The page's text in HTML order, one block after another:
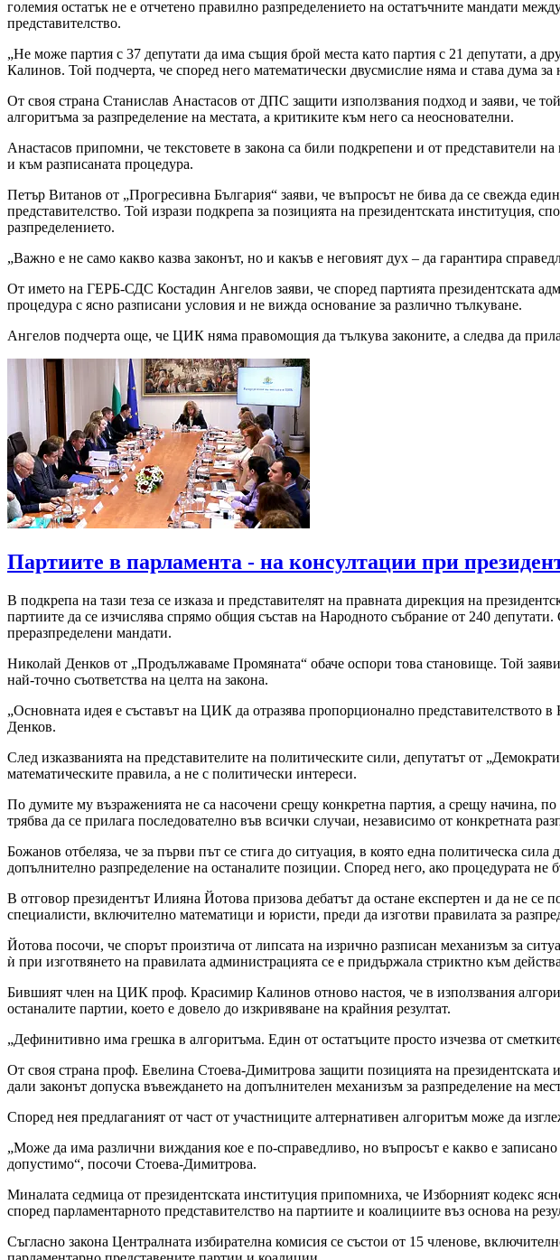
големия остатък не е отчетено правилно разпределението на остатъчните мандати
представителство.
„Не може партия с 37 депутати да има същия брой места като партия с 21 депутати, а
Калинов. Той подчерта, че според него математически двусмислие няма и става дума
От своя страна Станислав Анастасов от ДПС защити използвания подход и заяви, че
алгоритъма за разпределение на местата, а критиките към него са неоснователни.
Анастасов припомни, че текстовете в закона са били подкрепени и от представители
и към разписаната процедура.
Петър Витанов от „Прогресивна България“ заяви, че въпросът не бива да се свежда
представителство. Той изрази подкрепа за позицията на президентската институция,
разпределението.
„Важно е не само какво казва законът, но и какъв е неговият дух – да гарантира
От името на ГЕРБ-СДС Костадин Ангелов заяви, че според партията президентската
процедура с ясно разписани условия и не вижда основание за различно тълкуване.
Ангелов подчерта още, че ЦИК няма правомощия да тълкува законите, а следва да
Партиите в парламента - на консултации при
В подкрепа на тази теза се изказа и представителят на правната дирекция на
партиите да се изчислява спрямо общия състав на Народното събрание от 240
преразпределени мандати.
Николай Денков от „Продължаваме Промяната“ обаче оспори това становище. Той
най-точно съответства на целта на закона.
„Основната идея е съставът на ЦИК да отразява пропорционално представителството
Денков.
След изказванията на представителите на политическите сили, депутатът от
математическите правила, а не с политически интереси.
По думите му възраженията не са насочени срещу конкретна партия, а срещу начина,
трябва да се прилага последователно във всички случаи, независимо от конкретната
Божанов отбеляза, че за първи път се стига до ситуация, в която една политическа
допълнително разпределение на останалите позиции. Според него, ако процедурата
В отговор президентът Илияна Йотова призова дебатът да остане експертен и да не
специалисти, включително математици и юристи, преди да изготви правилата за
Йотова посочи, че спорът произтича от липсата на изрично разписан механизъм за
ѝ при изготвянето на правилата администрацията се е придържала стриктно към
Бившият член на ЦИК проф. Красимир Калинов отново настоя, че в използвания
останалите партии, което е довело до изкривяване на крайния резултат.
„Дефинитивно има грешка в алгоритъма. Един от остатъците просто изчезва от
От своя страна проф. Евелина Стоева-Димитрова защити позицията на
дали законът допуска въвеждането на допълнителен механизъм за разпределение на
Според нея предлаганият от част от участниците алтернативен алгоритъм може да
„Може да има различни виждания кое е по-справедливо, но въпросът е какво е
допустимо“, посочи Стоева-Димитрова.
Миналата седмица от президентската институция припомниха, че Изборният кодекс
според парламентарното представителство на партиите и коалициите въз основа на
Съгласно закона Централната избирателна комисия се състои от 15 членове,